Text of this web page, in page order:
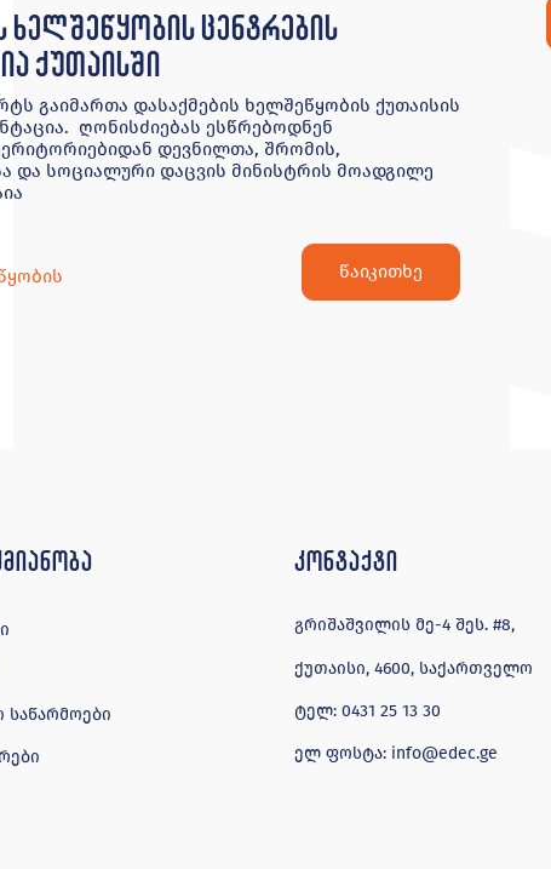
ხელშეწყობის ცენტრების
ქუთაისში
გაიმართა დასაქმების ხელშეწყობის ქუთაისის
ღონისძიებას ესწრებოდნენ
დევნილთა, შრომის,
და სოციალური დაცვის მინისტრის მოადგილე
წაიკითხე
კონტაქტი
გრიშაშვილის მე-4 შეს. #8,
ქუთაისი, 4600, საქართველო
ტელ: 0431 25 13 30
ელ ფოსტა: info@edec.ge